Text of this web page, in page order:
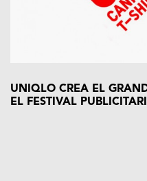
UNIQLO CREA EL
EL FESTIVAL